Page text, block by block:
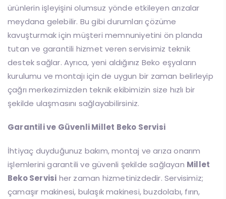
ürünlerin işleyişini olumsuz yönde etkileyen arızalar
meydana gelebilir. Bu gibi durumları çözüme
kavuşturmak için müşteri memnuniyetini ön planda
tutan ve garantili hizmet veren servisimiz teknik
destek sağlar. Ayrıca, yeni aldığınız Beko eşyaların
kurulumu ve montajı için de uygun bir zaman belirleyip
çağrı merkezimizden teknik ekibimizin size hızlı bir
şekilde ulaşmasını sağlayabilirsiniz.
Garantili ve Güvenli Millet Beko Servisi
İhtiyaç duyduğunuz bakım, montaj ve arıza onarım
işlemlerini garantili ve güvenli şekilde sağlayan Millet
Beko Servisi her zaman hizmetinizdedir. Servisimiz;
çamaşır makinesi, bulaşık makinesi, buzdolabı, fırın,